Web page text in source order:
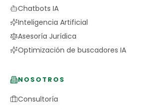
Chatbots IA
Inteligencia Artificial
Asesoría Jurídica
Optimización de buscadores IA
NOSOTROS
Consultoría